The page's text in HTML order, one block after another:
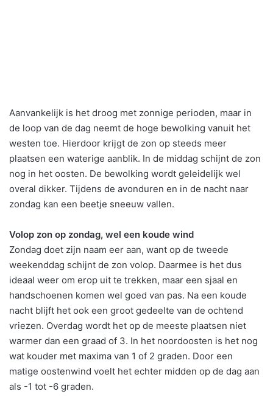
Aanvankelijk is het droog met zonnige perioden, maar in
de loop van de dag neemt de hoge bewolking vanuit het
westen toe. Hierdoor krijgt de zon op steeds meer
plaatsen een waterige aanblik. In de middag schijnt de zon
nog in het oosten. De bewolking wordt geleidelijk wel
overal dikker. Tijdens de avonduren en in de nacht naar
zondag kan een beetje sneeuw vallen.
Volop zon op zondag, wel een koude wind
Zondag doet zijn naam eer aan, want op de tweede
weekenddag schijnt de zon volop. Daarmee is het dus
ideaal weer om erop uit te trekken, maar een sjaal en
handschoenen komen wel goed van pas. Na een koude
nacht blijft het ook een groot gedeelte van de ochtend
vriezen. Overdag wordt het op de meeste plaatsen niet
warmer dan een graad of 3. In het noordoosten is het nog
wat kouder met maxima van 1 of 2 graden. Door een
matige oostenwind voelt het echter midden op de dag aan
als -1 tot -6 graden.